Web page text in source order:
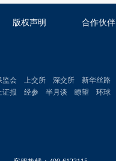
版权声明 合作伙伴
监会 上交所 深交所 新华丝路
证报 经参 半月谈 瞭望 环球